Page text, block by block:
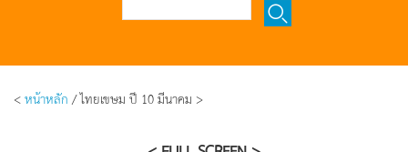
<หน้าหลัก / ไทยเขษม ปี 10 มีนาคม >